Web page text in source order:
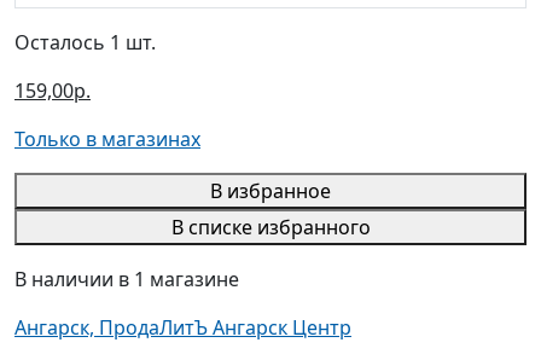
Осталось 1 шт.
159,00р.
Только в магазинах
В избранное
В списке избранного
В наличии в 1 магазине
Ангарск, ПродаЛитЪ Ангарск Центр